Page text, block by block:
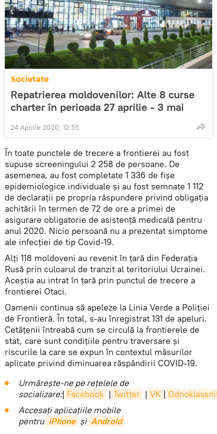
Societate
Repatrierea moldovenilor: Alte 8 curse
charter în perioada 27 aprilie - 3 mai
24 Aprilie 2020, 12:55
În toate punctele de trecere a frontierei au fost
supuse screeningului 2 258 de persoane. De
asemenea, au fost completate 1 336 de fișe
epidemiologice individuale și au fost semnate 1 112
de declarații pe propria răspundere privind obligația
achitării în termen de 72 de ore a primei de
asigurare obligatorie de asistență medicală pentru
anul 2020. Nicio persoană nu a prezentat simptome
ale infecției de tip Covid-19.
Alți 118 moldoveni au revenit în țară din Federația
Rusă prin culoarul de tranzit al teritoriului Ucrainei.
Aceștia au intrat în țară prin punctul de trecere a
frontierei Otaci.
Oamenii continua să apeleze la Linia Verde a Poliției
de Frontieră. În total, s-au înregistrat 131 de apeluri.
Cetățenii întreabă cum se circulă la frontierele de
stat, care sunt condițiile pentru traversare și
riscurile la care se expun în contextul măsurilor
aplicate privind diminuarea răspândirii COVID-19.
Urmărește-ne pe rețelele de
socializare:| Facebook | Twitter | VK |
Accesaţi aplicaţiile mobile
pentru iPhone și Android